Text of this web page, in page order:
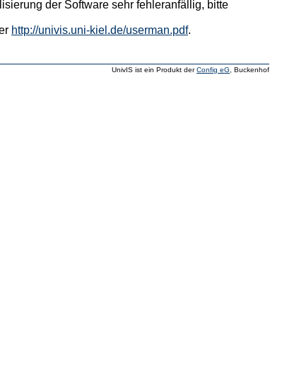
der Software sehr fehleranfällig, bitte
http://univis.uni-kiel.de/userman.pdf.
UnivIS ist ein Produkt derConfig eG , Buckenhof